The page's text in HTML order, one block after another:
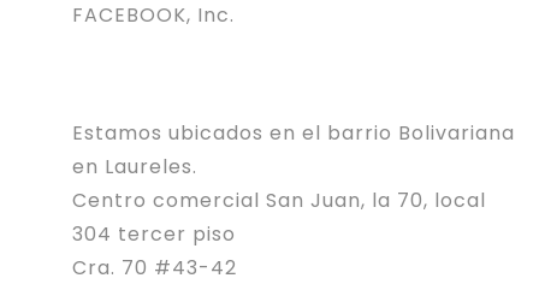
FACEBOOK, Inc.
Estamos ubicados en el barrio Bolivariana
en Laureles.
Centro comercial San Juan, la 70, local
304 tercer piso
Cra. 70 #43-42